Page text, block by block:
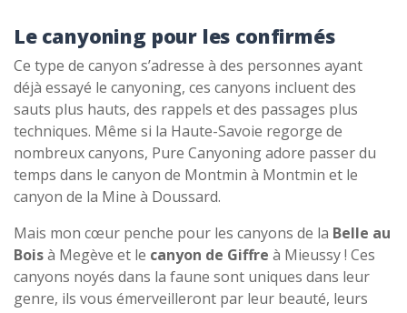
Le canyoning pour les confirmés
Ce type de canyon s’adresse à des personnes ayant
déjà essayé le canyoning, ces canyons incluent des
sauts plus hauts, des rappels et des passages plus
techniques. Même si la Haute-Savoie regorge de
nombreux canyons, Pure Canyoning adore passer du
temps dans le canyon de Montmin à Montmin et le
canyon de la Mine à Doussard.
Mais mon cœur penche pour les canyons de la Belle au
Boisà Megève et le canyon de Giffre à Mieussy ! Ces
canyons noyés dans la faune sont uniques dans leur
genre, ils vous émerveilleront par leur beauté, leurs